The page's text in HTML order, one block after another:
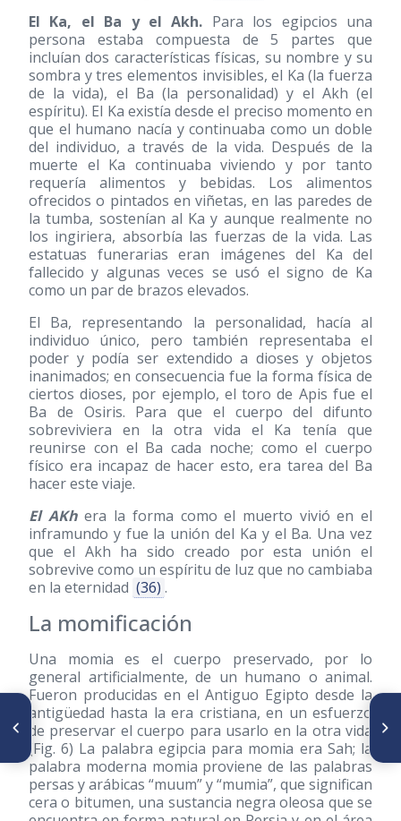
El Ka, el Ba y el Akh. Para los egipcios una
persona estaba compuesta de 5 partes que
incluían dos características físicas, su nombre y su
sombra y tres elementos invisibles, el Ka (la fuerza
de la vida), el Ba (la personalidad) y el Akh (el
espíritu). El Ka existía desde el preciso momento en
que el humano nacía y continuaba como un doble
del individuo, a través de la vida. Después de la
muerte el Ka continuaba viviendo y por tanto
requería alimentos y bebidas. Los alimentos
ofrecidos o pintados en viñetas, en las paredes de
la tumba, sostenían al Ka y aunque realmente no
los ingiriera, absorbía las fuerzas de la vida. Las
estatuas funerarias eran imágenes del Ka del
fallecido y algunas veces se usó el signo de Ka
como un par de brazos elevados.
El Ba, representando la personalidad, hacía al
individuo único, pero también representaba el
poder y podía ser extendido a dioses y objetos
inanimados; en consecuencia fue la forma física de
ciertos dioses, por ejemplo, el toro de Apis fue el
Ba de Osiris. Para que el cuerpo del difunto
sobreviviera en la otra vida el Ka tenía que
reunirse con el Ba cada noche; como el cuerpo
físico era incapaz de hacer esto, era tarea del Ba
hacer este viaje.
El AKhera la forma como el muerto vivió en el
inframundo y fue la unión del Ka y el Ba. Una vez
que el Akh ha sido creado por esta unión el
sobrevive como un espíritu de luz que no cambiaba
en la eternidad (36) .
La momificación
Una momia es el cuerpo preservado, por lo
general artificialmente, de un humano o animal.
Fueron producidas en el Antiguo Egipto desde la
antigüedad hasta la era cristiana, en un esfuerzo
de preservar el cuerpo para usarlo en la otra vida
(Fig. 6) La palabra egipcia para momia era Sah; la
palabra moderna momia proviene de las palabras
persas y arábicas “muum” y “mumia”, que significan
cera o bitumen, una sustancia negra oleosa que se
ARTÍCULO ANTERIOR
Breve vida de una institución
que nació para servir:
SerSalud
SIGUIENTE ARTÍCULO
Otro ilustre desconocido de la
historia de la medicina